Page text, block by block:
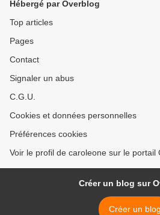
Hébergé par Overblog
Top articles
Pages
Contact
Signaler un abus
C.G.U.
Cookies et données personnelles
Préférences cookies
Voir le profil de caroleone sur le portail
Créer un blog sur
Créer un blog